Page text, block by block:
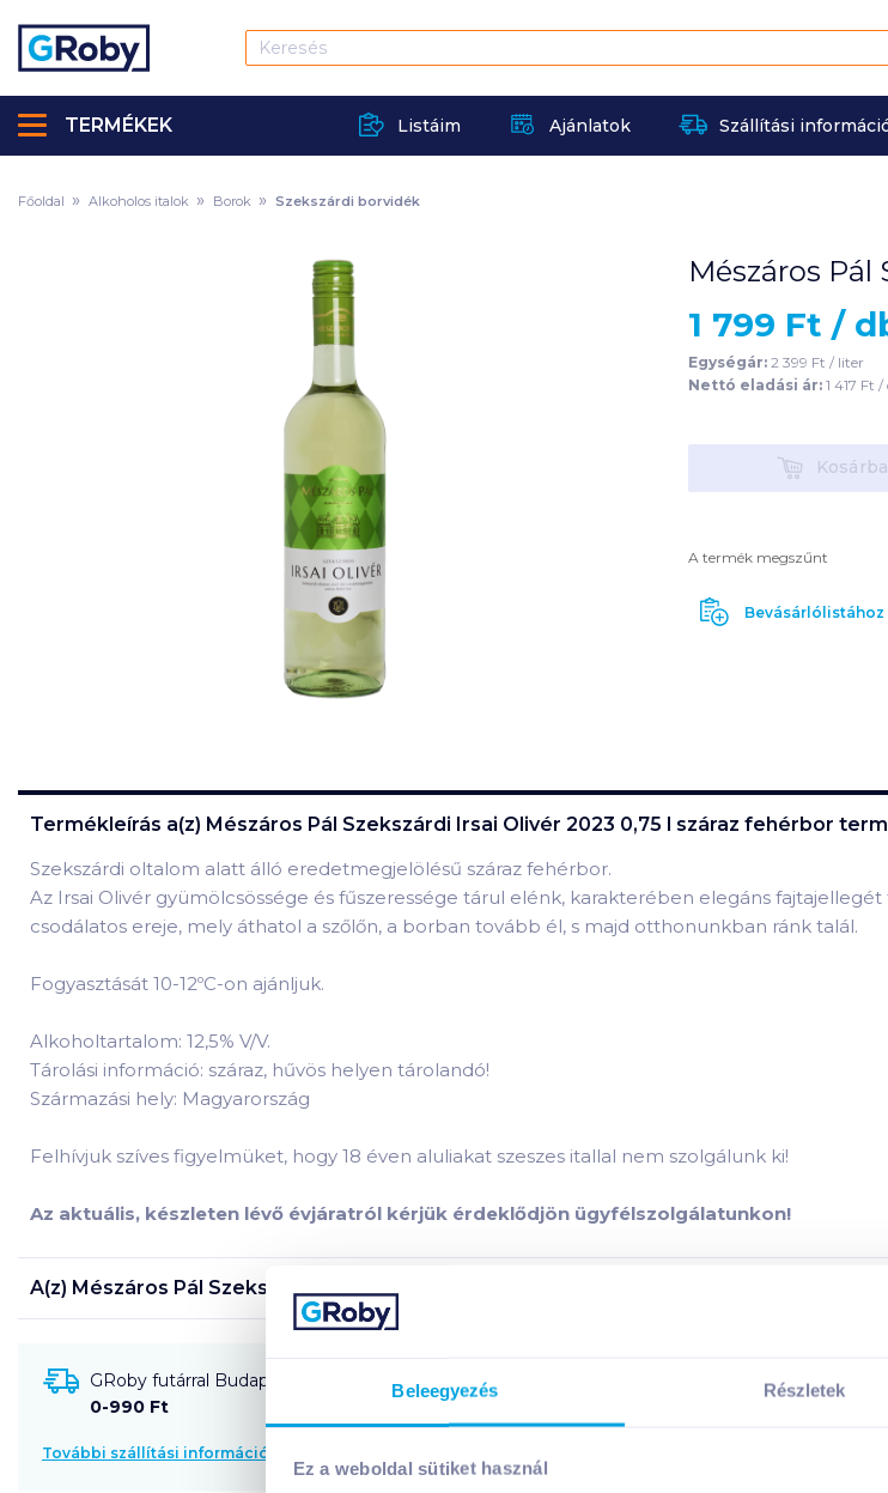
Beleegyezés Részletek
Ez a weboldal sütiket használ
Listáim Ajánlatok Szállítási
TERMÉKEK
Főoldal Alkoholos italok Borok Szekszárdi borvidék
Mészáros Pál
1 799 Ft /
Egységár: 2 399 Ft / liter
Nettó eladási ár: 1 417 Ft /
KosárbaKosárba
A termék megszűnt
Bevásárlólistához
Termékleírás a(z) Mészáros Pál Szekszárdi Irsai Olivér 2023 0,75 l száraz fehérbor
Szekszárdi oltalom alatt álló eredetmegjelölésű száraz fehérbor.
Az Irsai Olivér gyümölcsössége és fűszeressége tárul elénk, karakterében elegáns
csodálatos ereje, mely áthatol a szőlőn, a borban tovább él, s majd otthonunkban ránk talál.
Fogyasztását 10-12ºC-on ajánljuk.
Alkoholtartalom: 12,5% V/V.
Tárolási információ: száraz, hűvös helyen tárolandó!
Származási hely: Magyarország
Felhívjuk szíves figyelmüket, hogy 18 éven aluliakat szeszes itallal nem szolgálunk ki!
Az aktuális, készleten lévő évjáratról kérjük érdeklődjön ügyfélszolgálatunkon!
A(z) Mészáros Pál Szekszárdi Irsai Olivér 2023 0,75 l száraz fehérbor
GRoby futárral Budapestre és környékére szállítható
0-990 Ft
További szállítási információk